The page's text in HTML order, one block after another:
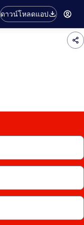
ดาวน์โหลดแอป